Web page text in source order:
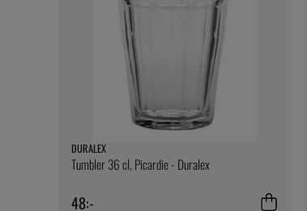
DURALEX
Tumbler 36 cl, Picardie - Duralex
48:-